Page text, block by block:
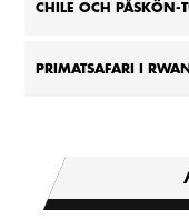
CHILE OCH PÅSKÖN-
PRIMATSAFARI I